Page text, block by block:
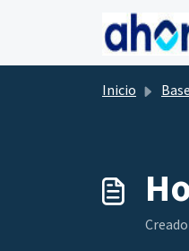
Saltar al
Inicio Base